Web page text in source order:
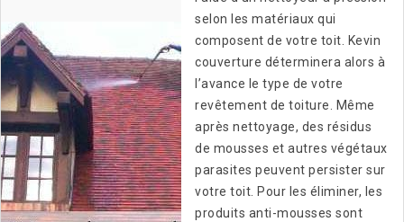
selon les matériaux qui
composent de votre toit. Kevin
couverture déterminera alors à
l’avance le type de votre
revêtement de toiture. Même
après nettoyage, des résidus
de mousses et autres végétaux
parasites peuvent persister sur
votre toit. Pour les éliminer, les
produits anti-mousses sont